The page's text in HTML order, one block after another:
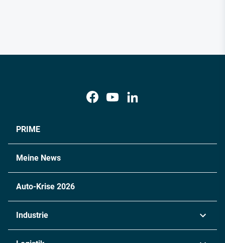
PRIME
Meine News
Auto-Krise 2026
Industrie